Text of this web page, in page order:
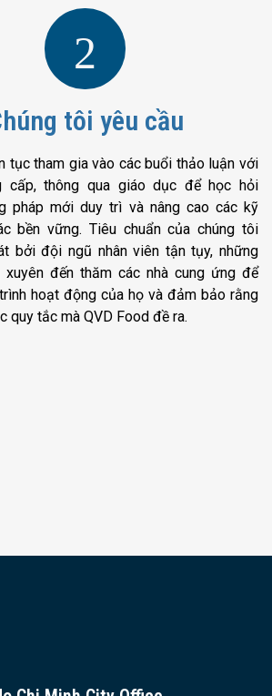
2
tôi yêu cầu
tục tham gia vào các buổi thảo luận với
cấp, thông qua giáo dục để học hỏi
pháp mới duy trì và nâng cao các kỹ
bền vững. Tiêu chuẩn của chúng tôi
bởi đội ngũ nhân viên tận tụy, những
đến thăm các nhà cung ứng để
hoạt động của họ và đảm bảo rằng
quy tắc mà QVD Food đề ra.